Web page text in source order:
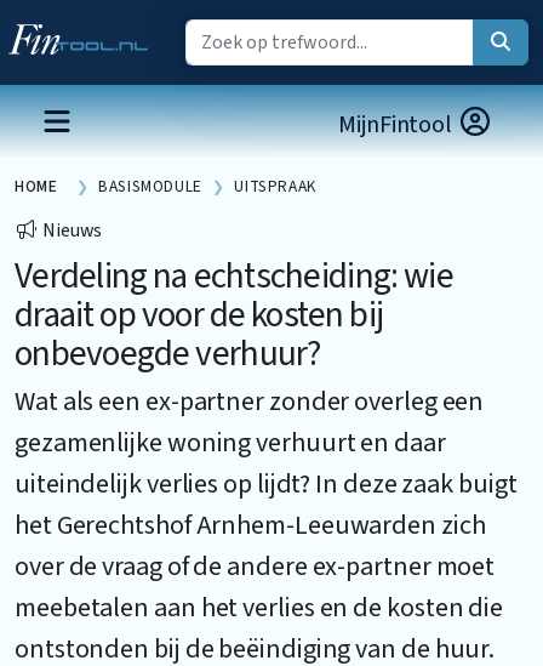
MijnFintool
HOME BASISMODULE UITSPRAAK
Nieuws
Verdeling na echtscheiding: wie
draait op voor de kosten bij
onbevoegde verhuur?
Wat als een ex-partner zonder overleg een
gezamenlijke woning verhuurt en daar
uiteindelijk verlies op lijdt? In deze zaak buigt
het Gerechtshof Arnhem-Leeuwarden zich
over de vraag of de andere ex-partner moet
meebetalen aan het verlies en de kosten die
ontstonden bij de beëindiging van de huur.